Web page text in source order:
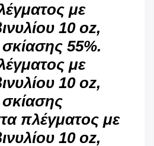
με
10 oz,
55%.
με
10 oz,
πλέγματος με
10 oz,